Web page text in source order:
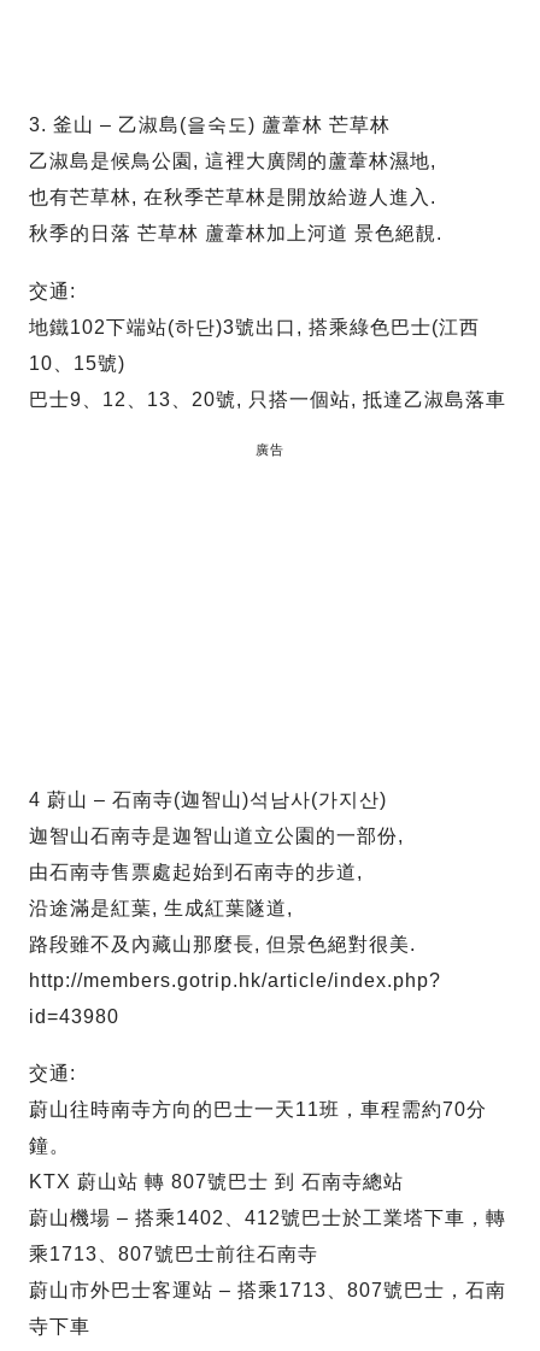
3. 釜山 – 乙淑島(을숙도) 蘆葦林 芒草林
乙淑島是候鳥公園, 這裡大廣闊的蘆葦林濕地,
也有芒草林, 在秋季芒草林是開放給遊人進入.
秋季的日落 芒草林 蘆葦林加上河道 景色絕靚.
交通:
地鐵102下端站(하단)3號出口, 搭乘綠色巴士(江西
10、15號)
巴士9、12、13、20號, 只搭一個站, 抵達乙淑島落車
廣告
4 蔚山 – 石南寺(迦智山)석남사(가지산)
迦智山石南寺是迦智山道立公園的一部份,
由石南寺售票處起始到石南寺的步道,
沿途滿是紅葉, 生成紅葉隧道,
路段雖不及內藏山那麼長, 但景色絕對很美.
http://members.gotrip.hk/article/index.php?
id=43980
交通:
蔚山往時南寺方向的巴士一天11班，車程需約70分
鐘。
KTX 蔚山站 轉 807號巴士 到 石南寺總站
蔚山機場 – 搭乘1402、412號巴士於工業塔下車，轉
乘1713、807號巴士前往石南寺
蔚山市外巴士客運站 – 搭乘1713、807號巴士，石南
寺下車